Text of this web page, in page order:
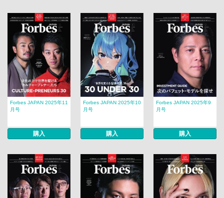
Forbes JAPAN 2025年11
月号
購入
Forbes JAPAN 2025年10
月号
購入
Forbes JAPAN 2025年9
月号
購入